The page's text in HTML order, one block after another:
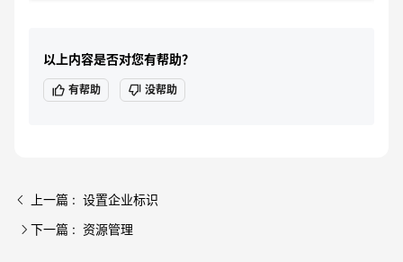
以上内容是否对您有帮助？
有帮助 没帮助
上一篇 : 设置企业标识
下一篇 : 资源管理